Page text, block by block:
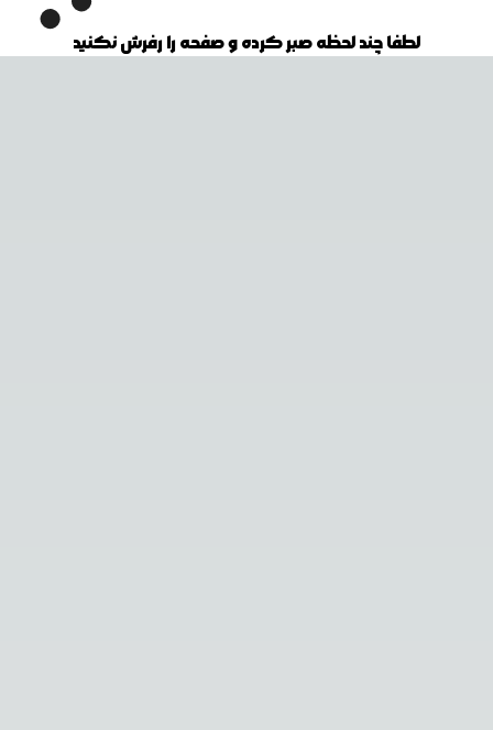
لطفا چند لحظه صبر کرده و صفحه را رفرش نکنید